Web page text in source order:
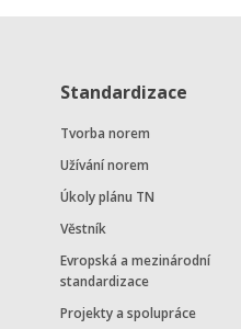
Standardizace
Tvorba norem
Užívání norem
Úkoly plánu TN
Věstník
Evropská a mezinárodní
standardizace
Projekty a spolupráce